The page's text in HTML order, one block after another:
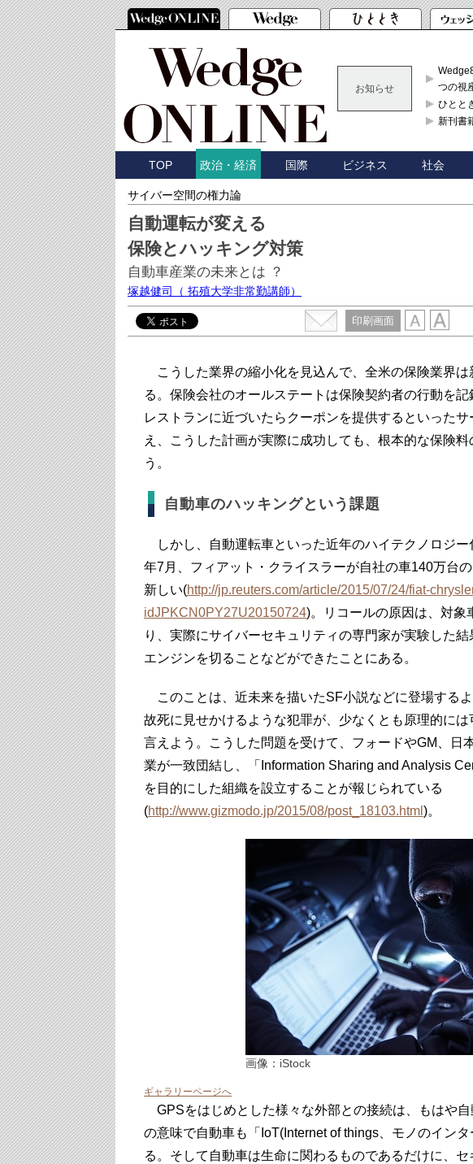
お知らせ
つの視
ひとと
新刊書
TOP 政治・経済 国際 ビジネス 社会
サイバー空間の権力論
自動運転が変える
保険とハッキング対策
自動車産業の未来とは ？
塚越健司 （ 拓殖大学非常勤講師）
印刷画面
こうした業界の縮小化を見込んで、全米の保険業界は
る。保険会社のオールステートは保険契約者の行動を
レストランに近づいたらクーポンを提供するといった
え、こうした計画が実際に成功しても、根本的な保険
う。
自動車のハッキングという課題
しかし、自動運転車といった近年のハイテクノロジ
年7月、フィアット・クライスラーが自社の車140万台
新しい(http://jp.reuters.com/article/2015/07/24/fiat-
idJPKCN0PY27U20150724)。リコールの原因は、対象
り、実際にサイバーセキュリティの専門家が実験した
エンジンを切ることなどができたことにある。
このことは、近未来を描いたSF小説などに登場する
故死に見せかけるような犯罪が、少なくとも原理的に
言えよう。こうした問題を受けて、フォードやGM、日
業が一致団結し、「Information Sharing and Analysis
を目的にした組織を設立することが報じられている
(http://www.gizmodo.jp/2015/08/post_18103.html )。
画像：iStock
ギャラリーページへ
GPSをはじめとした様々な外部との接続は、もはや
の意味で自動車も「IoT(Internet of things、モノのイン
る。そして自動車は生命に関わるものであるだけに、